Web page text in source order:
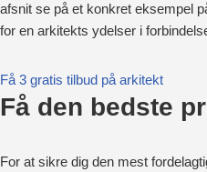
afsnit se på et konkret eksempel
for en arkitekts ydelser i
Få 3 gratis tilbud på arkitekt
Få den bedste
For at sikre dig den mest